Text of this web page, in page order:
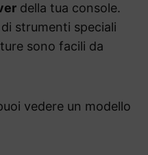
della tua console.
strumenti speciali
sono facili da
vedere un modello